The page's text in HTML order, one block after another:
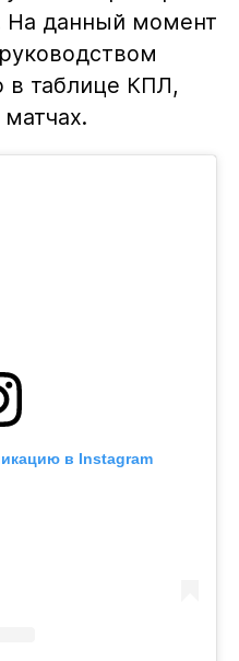
На данный момент
в таблице КПЛ,
в Instagram